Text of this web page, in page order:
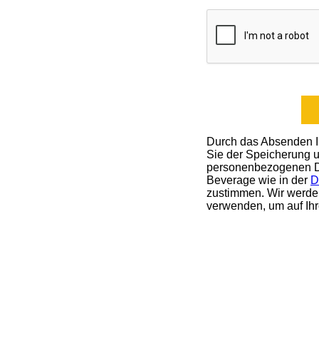
Durch das Absenden
Sie der Speicherung
personenbezogenen
Beverage wie in der
zustimmen. Wir
verwenden, um auf